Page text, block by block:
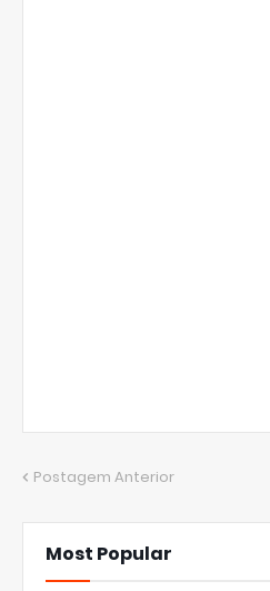
Postagem Anterior
Most Popular